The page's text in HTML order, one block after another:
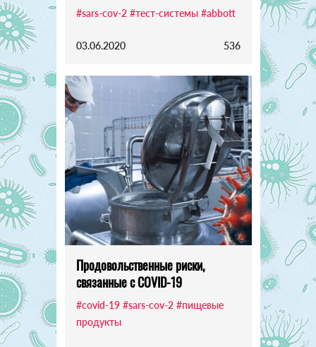
#sars-cov-2 #тест-системы #abbott
03.06.2020 536
Продовольственные риски,
связанные с COVID-19
#covid-19 #sars-cov-2 #пищевые
продукты